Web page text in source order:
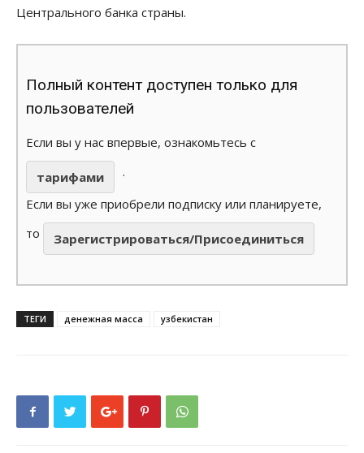
Центрального банка страны.
Полный контент доступен только для
пользователей
Если вы у нас впервые, ознакомьтесь с
тарифами
.
Если вы уже приобрели подписку или планируете,
то
Зарегистрироваться/Присоединиться
ТЕГИ денежная масса узбекистан